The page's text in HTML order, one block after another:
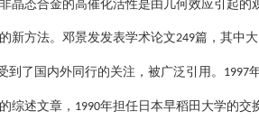
晶态合金的高催化活性是由几何效应引起的
新方法。邓景发发表学术论文249篇，其中
了国内外同行的关注，被广泛引用。 1997
综述文章， 1990年担任日本早稻田大学的交